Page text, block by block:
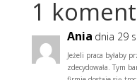
1
Ania dnia 29
Jeżeli praca byłaby
zdecydowała. Tym